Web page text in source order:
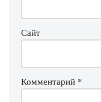
Сайт
Комментарий *